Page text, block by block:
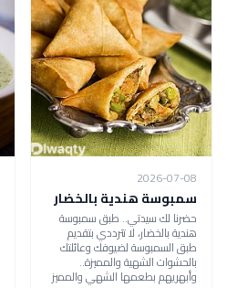
2026-07-08
سمبوسة هندية بالخضار
حضرنا لك سيدتي.. طبق سمبوسة
هندية بالخضار، لا تترددي بتقديم
طبق السمبوسة لضيوفك وعائلتك
بالحشوات الشهية والمميزة..
وأبهريهم بطعمها الشهي والمميز